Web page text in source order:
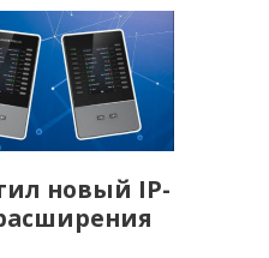
новый IP-